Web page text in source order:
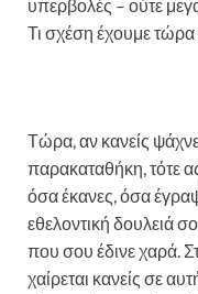
υπερβολές – ούτε
Τι σχέση έχουμε τώρα
Τώρα, αν κανείς
παρακαταθήκη, τότε
όσα έκανες, όσα
εθελοντική δουλειά
που σου έδινε χαρά.
χαίρεται κανείς σε